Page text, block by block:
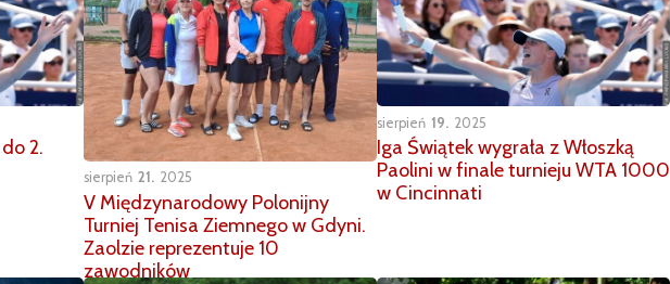
2.
sierpień 21 2025
V Międzynarodowy Polonijny
Turniej Tenisa Ziemnego w Gdyni.
Zaolzie reprezentuje 10
zawodników
sierpień 19 2025
Iga Świątek wygrała z Włoszką
Paolini w finale turnieju WTA 1000
w Cincinnati